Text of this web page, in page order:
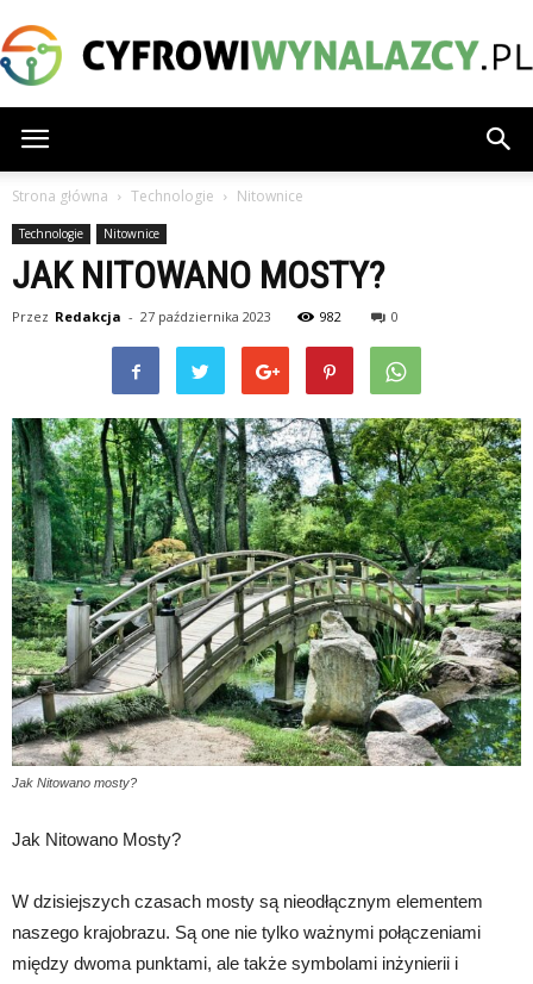
Strona główna Technologie Nitownice
Technologie Nitownice
JAK NITOWANO MOSTY?
Przez Redakcja - 27 października 2023 982 0
Jak Nitowano mosty?
Jak Nitowano Mosty?
W dzisiejszych czasach mosty są nieodłącznym elementem
naszego krajobrazu. Są one nie tylko ważnymi połączeniami
między dwoma punktami, ale także symbolami inżynierii i